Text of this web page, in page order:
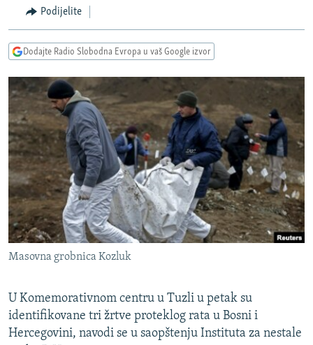
navigaciju
Pređite
na
CRNA GORA
VIDEO
FOTOGALERIJE
INFOGRAFIKE
PODCASTI
RAT U UKRAJINI
KINA NA BALKANU
RSE PRIČE IZ SVIJETA
ISPRIČAJ MI
DNEVNO@RSE
SPECIJALI RSE
VIŠE OD NASLOVA
GENOCID U SREBRENICI
TV LIBERTY
POST SCRIPTUM
PRATITE NAS
Sve RFE/RL stranice
Podijelite
Dodajte Radio Slobodna Evropa u vaš Google izvor
Masovna grobnica Kozluk
U Komemorativnom centru u Tuzli u petak su
identifikovane tri žrtve proteklog rata u Bosni i
Hercegovini, navodi se u saopštenju Instituta za nestale